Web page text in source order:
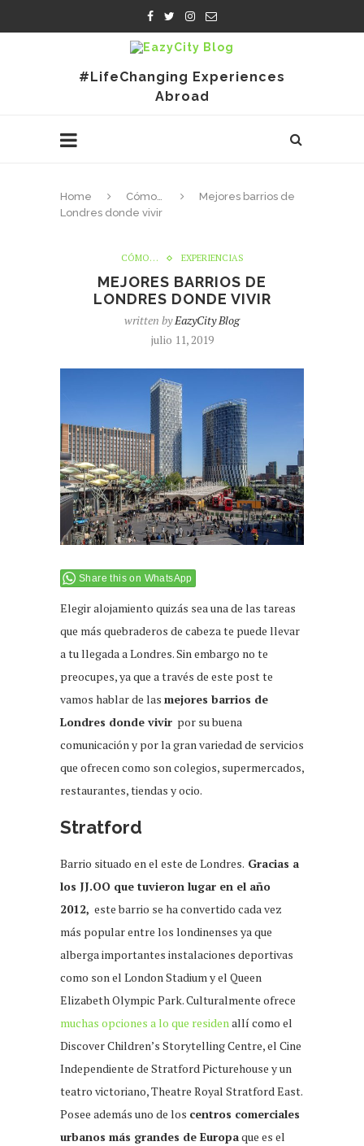
#LifeChanging Experiences
Abroad
Home Cómo…
Mejores barrios de
Londres donde vivir
CÓMO… EXPERIENCIAS
MEJORES BARRIOS DE
LONDRES DONDE VIVIR
written byEazyCity Blog
julio 11, 2019
Share this on WhatsApp
Elegir alojamiento quizás sea una de las tareas
que más quebraderos de cabeza te puede llevar
a tu llegada a Londres. Sin embargo no te
preocupes, ya que a través de este post te
vamos hablar de las mejores barrios de
Londres donde vivir por su buena
comunicación y por la gran variedad de servicios
que ofrecen como son colegios, supermercados,
restaurantes, tiendas y ocio.
Stratford
Barrio situado en el este de Londres. Gracias a
los JJ.OO que tuvieron lugar en el año
2012, este barrio se ha convertido cada vez
más popular entre los londinenses ya que
alberga importantes instalaciones deportivas
como son el London Stadium y el Queen
Elizabeth Olympic Park. Culturalmente ofrece
muchas opciones a lo que residenallí como el
Discover Children’s Storytelling Centre, el Cine
Independiente de Stratford Picturehouse y un
teatro victoriano, Theatre Royal Stratford East.
Posee además uno de los centros comerciales
urbanos más grandes de Europaque es el